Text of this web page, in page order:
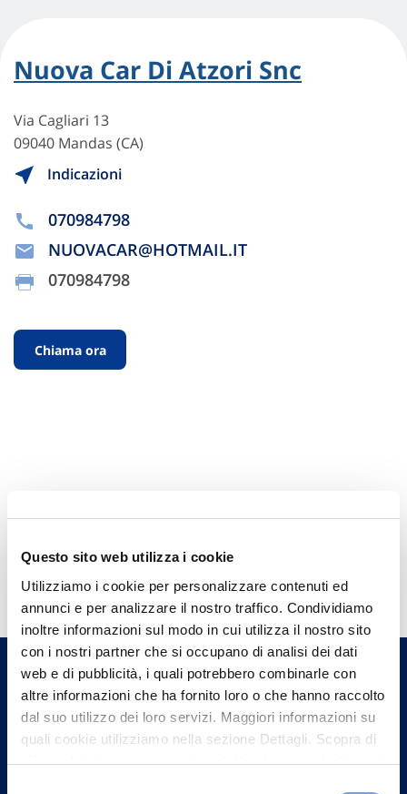
Questo sito web utilizza i cookie
Utilizziamo i cookie per personalizzare contenuti ed
annunci e per analizzare il nostro traffico. Condividiamo
inoltre informazioni sul modo in cui utilizza il nostro sito
con i nostri partner che si occupano di analisi dei dati
web e di pubblicità, i quali potrebbero combinarle con
altre informazioni che ha fornito loro o che hanno raccolto
dal suo utilizzo dei loro servizi. Maggiori informazioni su
quali cookie utilizziamo nella sezione Dettagli. Scopra di
più su chi siamo, come può contattarci e come trattiamo i
Nuova Car Di Atzori Snc
Via Cagliari 13
09040 Mandas (CA)
Indicazioni
070984798
NUOVACAR@HOTMAIL.IT
070984798
Chiama ora
Hai bisogno di
informazioni?
Trova l'Agenzia più vicina a te e parla con
un nostro Agente.
Contattaci